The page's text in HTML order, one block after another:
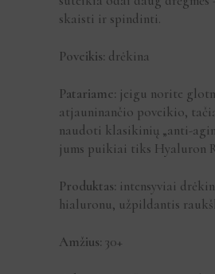
skaisti ir spindinti.
Poveikis: drėkina
Patariame: jeigu norite
atjauninančio poveikio,
naudoti klasikinių „anti-
jums puikiai tiks Hyaluron
Produktas: intensyviai
hialuronu, užpildantis
Amžius: 30+